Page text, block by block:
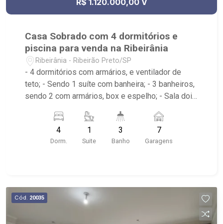
R$ 1.120.000,00 V
Casa Sobrado com 4 dormitórios e
piscina para venda na Ribeirânia
Ribeirânia - Ribeirão Preto/SP
- 4 dormitórios com armários, e ventilador de
teto; - Sendo 1 suíte com banheira; - 3 banheiros,
sendo 2 com armários, box e espelho; - Sala dois
tradicional planejada; - Despensa; - Área de
serviço; - Varanda; - Lavabo; - Piscina com
hidromassagem e prainha; - Aquecimento solar; -
Picanha Restaurante & Chopperia
4
Dorm.
1
Suite
3
Banho
7
Garagens
Cód. 20035